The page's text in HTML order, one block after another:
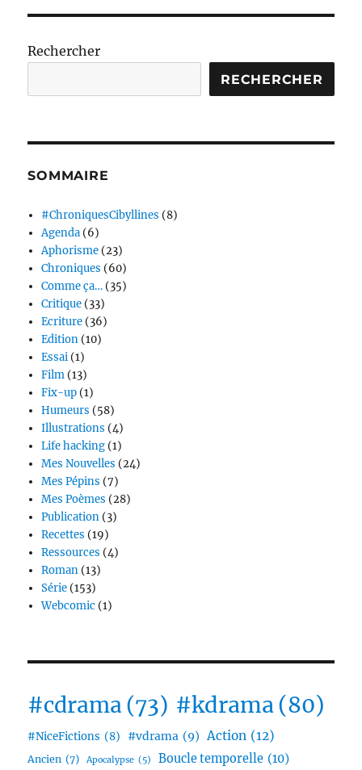
Rechercher
RECHERCHER
SOMMAIRE
#ChroniquesCibyllines (8)
Agenda(6)
Aphorisme(23)
Chroniques (60)
Comme ça…(35)
Critique(33)
Ecriture(36)
Edition(10)
Essai(1)
Film(13)
Fix-up(1)
Humeurs (58)
Illustrations (4)
Life hacking(1)
Mes Nouvelles (24)
Mes Pépins (7)
Mes Poèmes (28)
Publication(3)
Recettes (19)
Ressources (4)
Roman(13)
Série(153)
Webcomic (1)
#cdrama (73) #kdrama(80)
#NiceFictions (8) #vdrama (9) Action (12)
Ancien (7) Apocalypse (5) Boucle temporelle (10)